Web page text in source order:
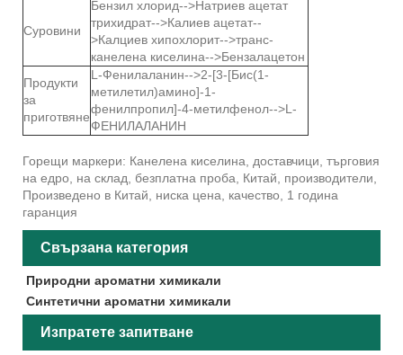
Суровини
Бензил хлорид-->Натриев ацетат
трихидрат-->Калиев ацетат--
>Калциев хипохлорит-->транс-
канелена киселина-->Бензалацетон
Продукти
за
приготвяне
L-Фенилаланин-->2-[3-[Бис(1-
метилетил)амино]-1-
фенилпропил]-4-метилфенол-->L-
ФЕНИЛАЛАНИН
Горещи маркери: Канелена киселина, доставчици, търговия
на едро, на склад, безплатна проба, Китай, производители,
Произведено в Китай, ниска цена, качество, 1 година
гаранция
Свързана категория
Природни ароматни химикали
Синтетични ароматни химикали
Изпратете запитване